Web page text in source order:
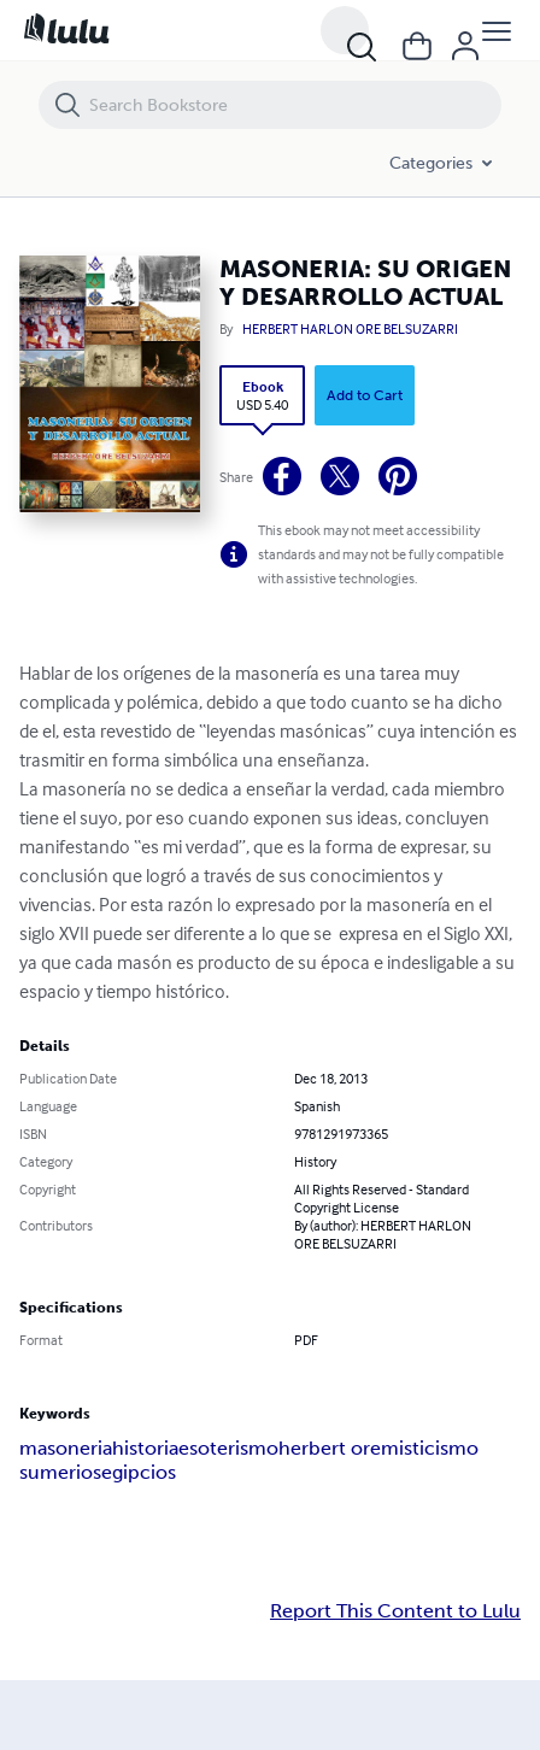
Categories
MASONERIA: SU ORIGEN
Y DESARROLLO ACTUAL
By HERBERT HARLON ORE BELSUZARRI
Ebook
USD 5.40
Add to Cart
Share
This ebook may not meet accessibility
standards and may not be fully compatible
with assistive technologies.
Hablar de los orígenes de la masonería es una tarea muy
complicada y polémica, debido a que todo cuanto se ha dicho
de el, esta revestido de “leyendas masónicas” cuya intención es
trasmitir en forma simbólica una enseñanza.
La masonería no se dedica a enseñar la verdad, cada miembro
tiene el suyo, por eso cuando exponen sus ideas, concluyen
manifestando “es mi verdad”, que es la forma de expresar, su
conclusión que logró a través de sus conocimientos y
vivencias. Por esta razón lo expresado por la masonería en el
siglo XVII puede ser diferente a lo que se  expresa en el Siglo XXI,
ya que cada masón es producto de su época e indesligable a su
espacio y tiempo histórico.
Details
Publication Date
Dec 18, 2013
Language
Spanish
ISBN
9781291973365
Category
History
Copyright
All Rights Reserved - Standard
Copyright License
Contributors
By (author): HERBERT HARLON
ORE BELSUZARRI
Specifications
Format PDF
Keywords
masoneriahistoriaesoterismoherbert oremisticismo
sumeriosegipcios
Report This Content to Lulu
MASONERIA: SU ORIGEN Y DESARROLLO ACTUAL